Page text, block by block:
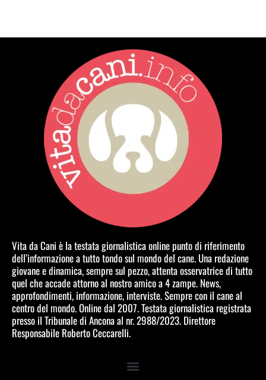
Vita da Cani è la testata giornalistica online punto di riferimento
dell’informazione a tutto tondo sul mondo del cane. Una redazione
giovane e dinamica, sempre sul pezzo, attenta osservatrice di tutto
quel che accade attorno al nostro amico a 4 zampe. News,
approfondimenti, informazione, interviste. Sempre con il cane al
centro del mondo. Online dal 2007. Testata giornalistica registrata
presso il Tribunale di Ancona al nr. 2988/2023. Direttore
Responsabile Roberto Ceccarelli.